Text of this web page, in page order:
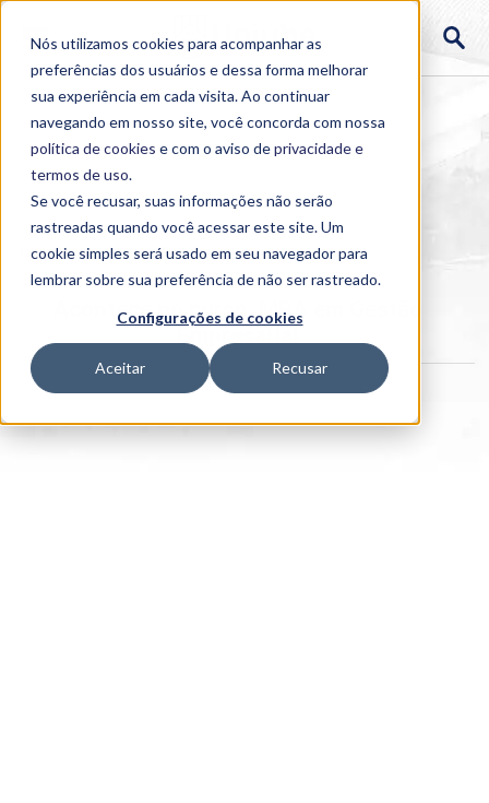
Nós utilizamos cookies para acompanhar as
preferências dos usuários e dessa forma melhorar
sua experiência em cada visita. Ao continuar
navegando em nosso site, você concorda com nossa
política de cookies e com o aviso deprivacidade e
termos de uso.
Se você recusar, suas informações não serão
rastreadas quando você acessar este site. Um
cookie simples será usado em seu navegador para
lembrar sobre sua preferência de não ser rastreado.
Configurações de cookies
Aceitar Recusar
Home > Institucional >Acontece
Acontece no curso: MBA em Gestão